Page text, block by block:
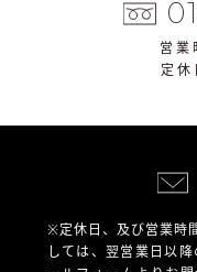
営
定休
※定休日、及び営業時
しては、翌営業日以